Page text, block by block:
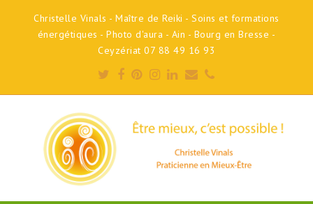
Christelle Vinals - Maître de Reiki - Soins et formations
énergétiques - Photo d'aura - Ain - Bourg en Bresse -
Ceyzériat 07 88 49 16 93
Twitter
Facebook
Pinterest
Instagram
LinkedIn
EmailPhone